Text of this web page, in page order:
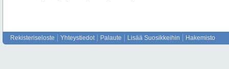
Rekisteriseloste Yhteystiedot Palaute Lisää Suosikkeihin Hakemisto